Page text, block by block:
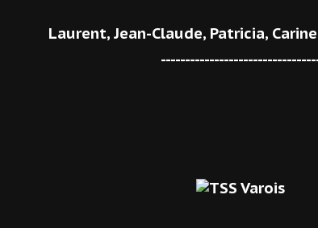
Laurent, Jean-Claude, Patricia,